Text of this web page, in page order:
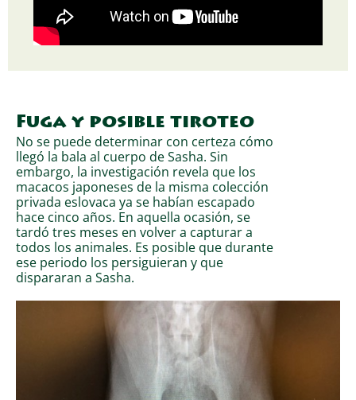
Fuga y posible tiroteo
No se puede determinar con certeza cómo
llegó la bala al cuerpo de Sasha. Sin
embargo, la investigación revela que los
macacos japoneses de la misma colección
privada eslovaca ya se habían escapado
hace cinco años. En aquella ocasión, se
tardó tres meses en volver a capturar a
todos los animales. Es posible que durante
ese periodo los persiguieran y que
dispararan a Sasha.